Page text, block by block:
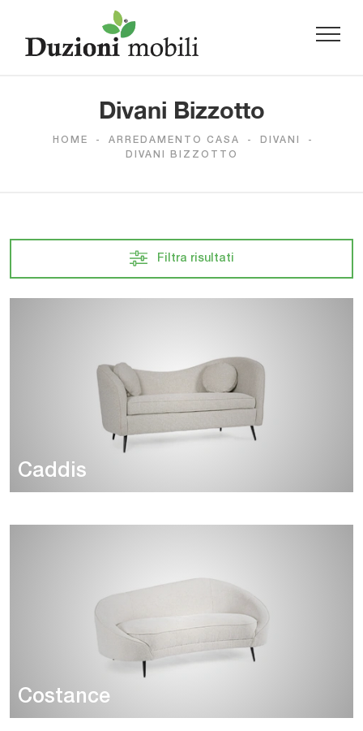
Divani Bizzotto
HOME - ARREDAMENTO CASA - DIVANI
-
DIVANI BIZZOTTO
Filtra risultati
Caddis
Costance